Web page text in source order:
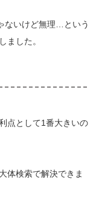
ないけど無理…という
ました。
点として1番大きいの
体検索で解決できま